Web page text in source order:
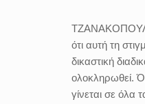
ότι αυτή τη
δικαστική
ολοκληρωθεί.
γίνεται σε όλα